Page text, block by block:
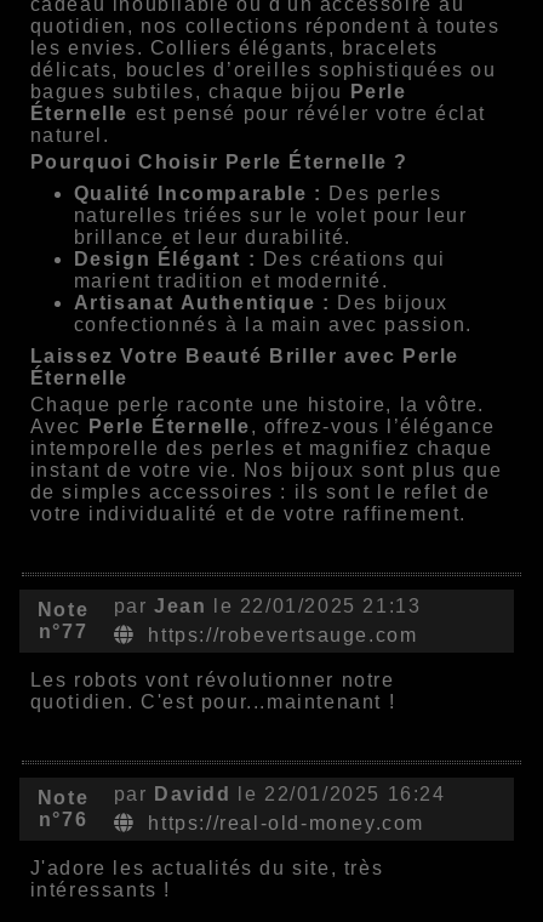
quotidien, nos collections répondent à toutes
les envies. Colliers élégants, bracelets
délicats, boucles d’oreilles sophistiquées ou
bagues subtiles, chaque bijou
Perle
Éternelle est pensé pour révéler votre éclat
naturel.
Pourquoi Choisir Perle Éternelle ?
Qualité Incomparable :
Des perles
naturelles triées sur le volet pour leur
brillance et leur durabilité.
Design Élégant :
Des créations qui
marient tradition et modernité.
Artisanat Authentique :
Des bijoux
confectionnés à la main avec passion.
Laissez Votre Beauté Briller avec Perle
Éternelle
Chaque perle raconte une histoire, la vôtre.
Avec
Perle Éternelle, offrez-vous l’élégance
intemporelle des perles et magnifiez chaque
instant de votre vie. Nos bijoux sont plus que
de simples accessoires : ils sont le reflet de
votre individualité et de votre raffinement.
Note
n°77
par Jean
le 22/01/2025 21:13
https://robevertsauge.com
Les robots vont révolutionner notre
quotidien. C'est pour...maintenant !
Note
n°76
par Davidd
le 22/01/2025 16:24
https://real-old-money.com
J'adore les actualités du site, très
intéressants !